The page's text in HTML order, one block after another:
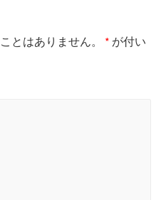
とはありません。 * が付い